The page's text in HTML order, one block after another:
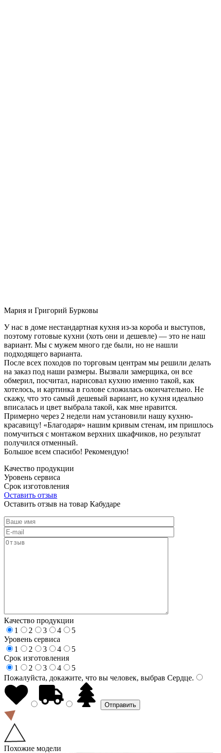
Мария и Григорий Бурковы
У нас в доме нестандартная кухня из-за короба и выступов,
поэтому готовые кухни (хоть они и дешевле) — это не наш
вариант. Мы с мужем много где были, но не нашли
подходящего варианта.
После всех походов по торговым центрам мы решили делать
на заказ под наши размеры. Вызвали замерщика, он все
обмерил, посчитал, нарисовал кухню именно такой, как
хотелось, и картинка в голове сложилась окончательно. Не
скажу, что это самый дешевый вариант, но кухня идеально
вписалась и цвет выбрала такой, как мне нравится.
Примерно через 2 недели нам установили нашу кухню-
красавицу! «Благодаря» нашим кривым стенам, им пришлось
помучиться с монтажом верхних шкафчиков, но результат
получился отменный.
Большое всем спасибо! Рекомендую!
Качество продукции
Уровень сервиса
Срок изготовления
Оставить отзыв
Оставить отзыв на товар Кабударе
Качество продукции
1
2 3 4
5
Уровень сервиса
1
2 3 4
5
Срок изготовления
1
2 3 4
5
Пожалуйста, докажите, что вы человек, выбрав Сердце.
Похожие модели